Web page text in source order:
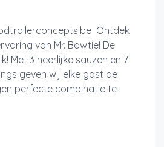
Ontdek
van Mr. Bowtie! De
Met 3 heerlijke sauzen en 7
geven wij elke gast de
perfecte combinatie te